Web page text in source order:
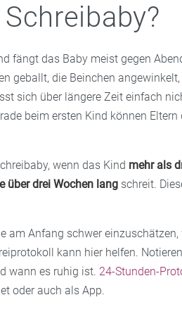
fängt das Baby meist gegen
geballt, die Beinchen
sich über längere Zeit einfach
beim ersten Kind können
wenn das Kind mehr als
über drei Wochen langschreit.
am Anfang schwer
kann hier helfen.
wann es ruhig ist. 24-Stunden-
oder auch als App.